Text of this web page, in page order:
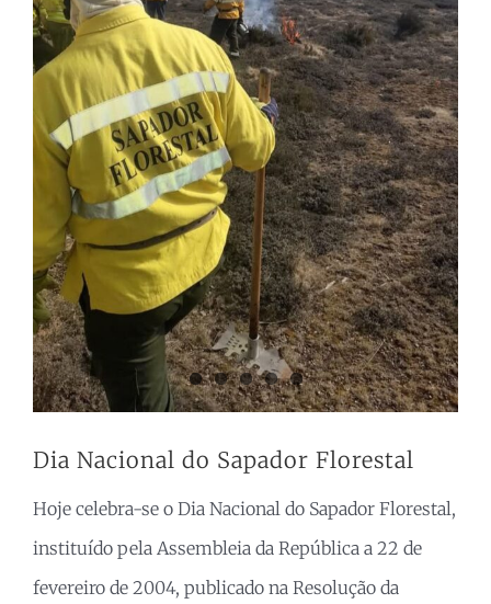
Dia Nacional do Sapador Florestal
Hoje celebra-se o Dia Nacional do Sapador Florestal,
instituído pela Assembleia da República a 22 de
fevereiro de 2004, publicado na Resolução da